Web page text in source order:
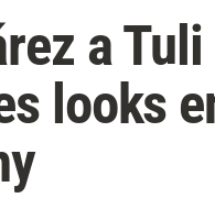
a
looks